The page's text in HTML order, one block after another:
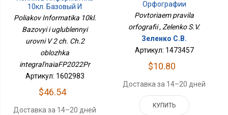
10кл. Базовый И
Углубленный Уровни В 2
ИнтегральнаяФП2022Пр
Poliakov Informatika 10kl.
Bazovyi i uglublennyi
urovni V 2 ch. Ch.2
oblozhka
integral'naiaFP2022Pr
Артикул: 1602983
$46.54
Доставка за 14–20 дней
Орфографии
Povtoriaem pravila
orfografii , Zelenko S.V.
Зеленко С.В.
Артикул: 1473457
$10.80
Доставка за 14–20 дней
КУПИТЬ